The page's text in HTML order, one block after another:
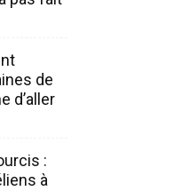
de
d’aller
:
à